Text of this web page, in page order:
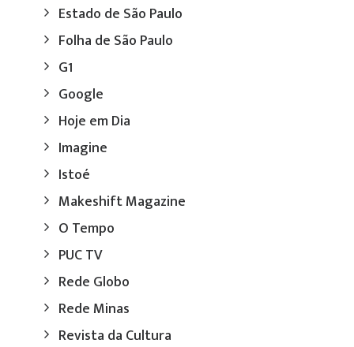
Estado de São Paulo
Folha de São Paulo
G1
Google
Hoje em Dia
Imagine
Istoé
Makeshift Magazine
O Tempo
PUC TV
Rede Globo
Rede Minas
Revista da Cultura